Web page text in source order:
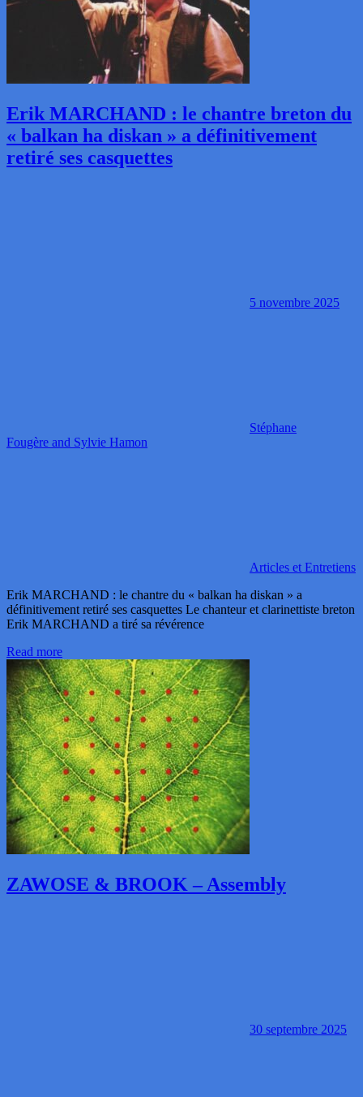
Erik MARCHAND : le chantre breton du
« balkan ha diskan » a définitivement
retiré ses casquettes
5 novembre 2025
Stéphane
Fougère and Sylvie Hamon
Articles et Entretiens
Erik MARCHAND : le chantre du « balkan ha diskan » a
définitivement retiré ses casquettes Le chanteur et clarinettiste breton
Erik MARCHAND a tiré sa révérence
Read more
ZAWOSE & BROOK – Assembly
30 septembre 2025